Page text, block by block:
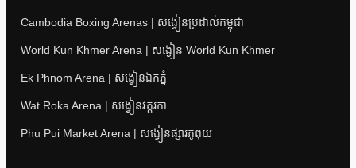
Cambodia Boxing Arenas | សង្វៀនប្រដាល់កម្ពុជា
World Kun Khmer Arena | សង្វៀន World Kun Khmer
Ek Phnom Arena | សង្វៀនឯកភ្នំ
Wat Roka Arena | សង្វៀនវត្តរកា
Phu Pui Market Arena | សង្វៀនផ្សារភូពុយ